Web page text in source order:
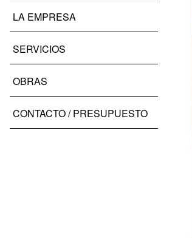
LA EMPRESA
SERVICIOS
OBRAS
CONTACTO / PRESUPUESTO